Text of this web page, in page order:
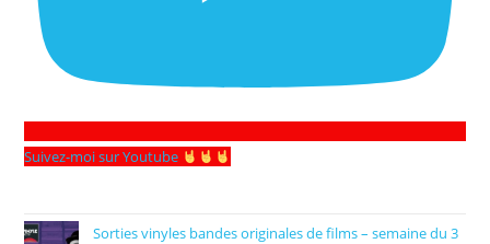
Suivez-moi sur Youtube
Sorties vinyles bandes originales de films – semaine du 3